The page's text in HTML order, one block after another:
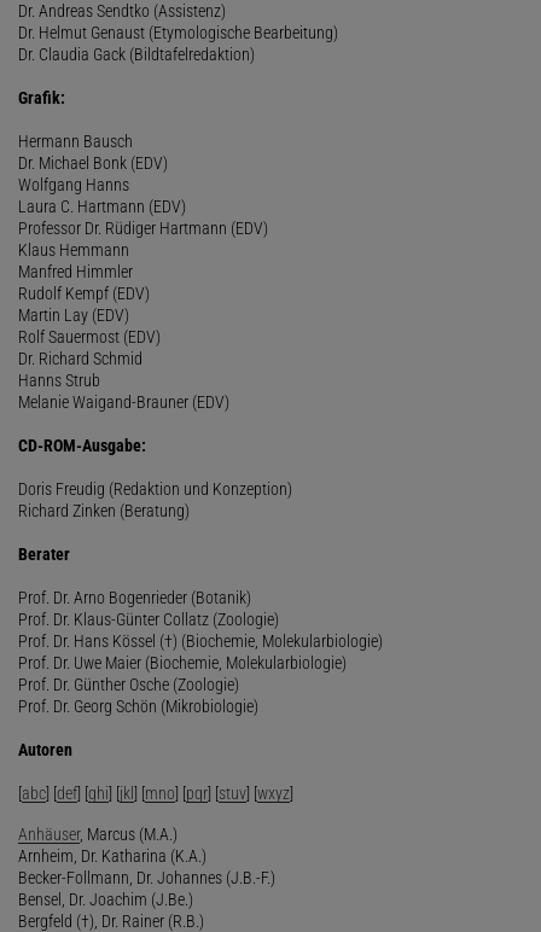
Dr. Andreas Sendtko (Assistenz)
Dr. Helmut Genaust (Etymologische Bearbeitung)
Dr. Claudia Gack (Bildtafelredaktion)
Grafik:
Hermann Bausch
Dr. Michael Bonk (EDV)
Wolfgang Hanns
Laura C. Hartmann (EDV)
Professor Dr. Rüdiger Hartmann (EDV)
Klaus Hemmann
Manfred Himmler
Rudolf Kempf (EDV)
Martin Lay (EDV)
Rolf Sauermost (EDV)
Dr. Richard Schmid
Hanns Strub
Melanie Waigand-Brauner (EDV)
CD-ROM-Ausgabe:
Doris Freudig (Redaktion und Konzeption)
Richard Zinken (Beratung)
Berater
Prof. Dr. Arno Bogenrieder (Botanik)
Prof. Dr. Klaus-Günter Collatz (Zoologie)
Prof. Dr. Hans Kössel (†) (Biochemie, Molekularbiologie)
Prof. Dr. Uwe Maier (Biochemie, Molekularbiologie)
Prof. Dr. Günther Osche (Zoologie)
Prof. Dr. Georg Schön (Mikrobiologie)
Autoren
[abc] [def] [ghi] [jkl] [mno] [pqr] [stuv] [wxyz]
Anhäuser, Marcus (M.A.)
Arnheim, Dr. Katharina (K.A.)
Becker-Follmann, Dr. Johannes (J.B.-F.)
Bensel, Dr. Joachim (J.Be.)
Bergfeld (†), Dr. Rainer (R.B.)